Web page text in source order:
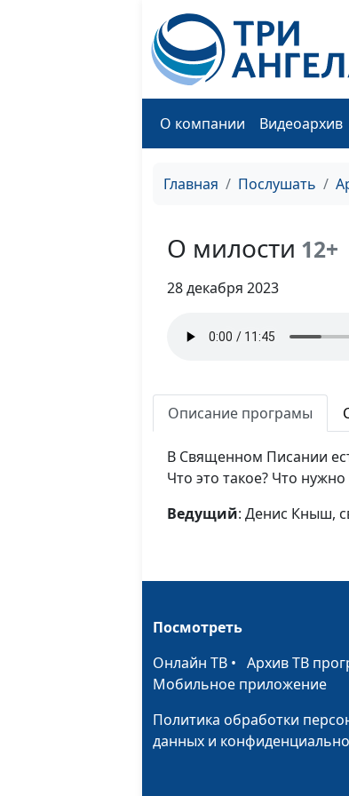
О компании Видеоархив
Главная Послушать
О милости 12+
28 декабря 2023
Описание програмы
В Священном Писании
Что это такое? Что
Ведущий: Денис Кныш,
Посмотреть
Онлайн ТВ • Архив ТВ
Мобильное приложение
Политика обработки
данных и